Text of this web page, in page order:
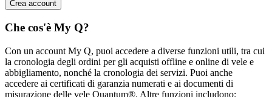
Che cos'è My Q?
Con un account My Q, puoi accedere a diverse funzioni utili, tra cui
la cronologia degli ordini per gli acquisti offline e online di vele e
abbigliamento, nonché la cronologia dei servizi. Puoi anche
accedere ai certificati di garanzia numerati e ai documenti di
misurazione delle vele Quantum®. Altre funzioni includono: